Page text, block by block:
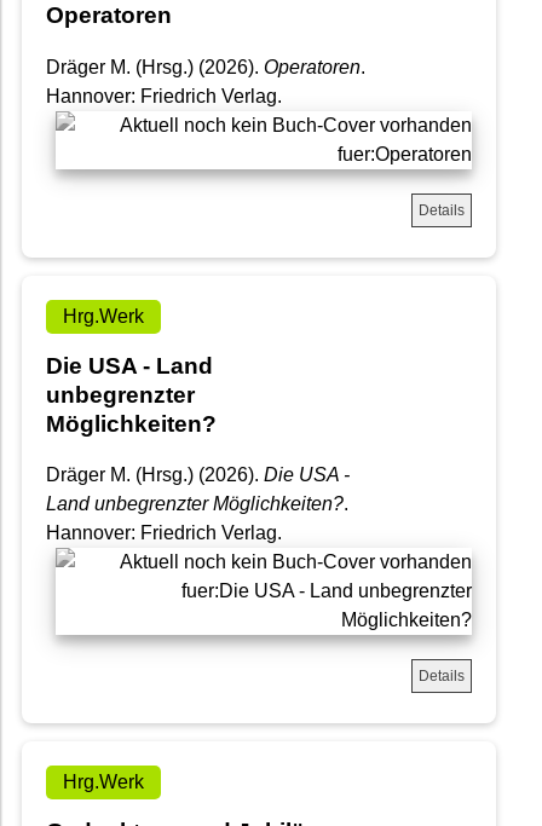
Operatoren
Dräger M. (Hrsg.) (2026). Operatoren.
Hannover: Friedrich Verlag.
Details
Hrg.Werk
Die USA - Land
unbegrenzter
Möglichkeiten?
Dräger M. (Hrsg.) (2026). Die USA -
Land unbegrenzter Möglichkeiten?.
Hannover: Friedrich Verlag.
Details
Hrg.Werk